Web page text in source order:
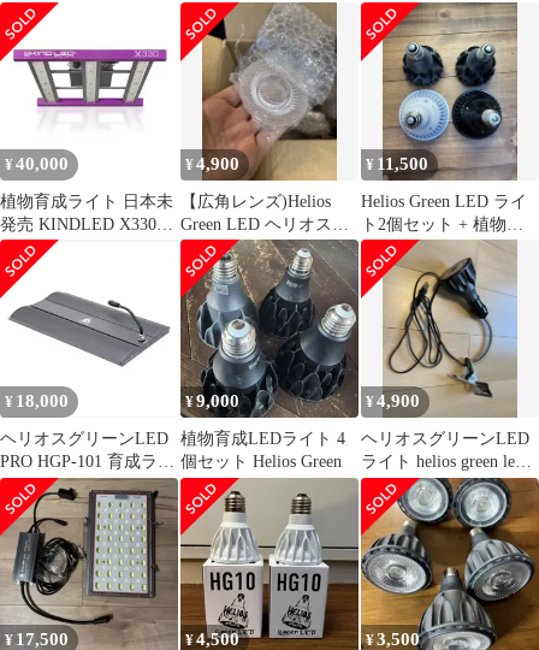
hgp101
物育成ライト
¥ 40,000
植物育成ライト 日本未
発売 KINDLED X330
UV+IR調光 ヘリオス
¥4,900
【広角レンズ)Helios
Green LED ヘリオスグ
リーン用 11個
¥ 11,500
Helios Green LED ライ
ト2個セット + 植物育
成ライトおまけ2点
¥ 18,000
ヘリオスグリーンLED
PRO HGP-101 育成ライ
ト パネル
¥9,000
植物育成LEDライト 4
個セット Helios Green
¥4,900
ヘリオスグリーンLED
ライト helios green led
HG24
¥ 17,500 ¥4,500 ¥3,500